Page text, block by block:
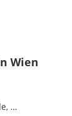
Wien
…